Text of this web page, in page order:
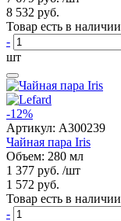
8 532 руб.
Товар есть в наличии
-
шт
-12%
Артикул: A300239
Чайная пара Iris
Объем: 280 мл
1 377 руб. /шт
1 572 руб.
Товар есть в наличии
-